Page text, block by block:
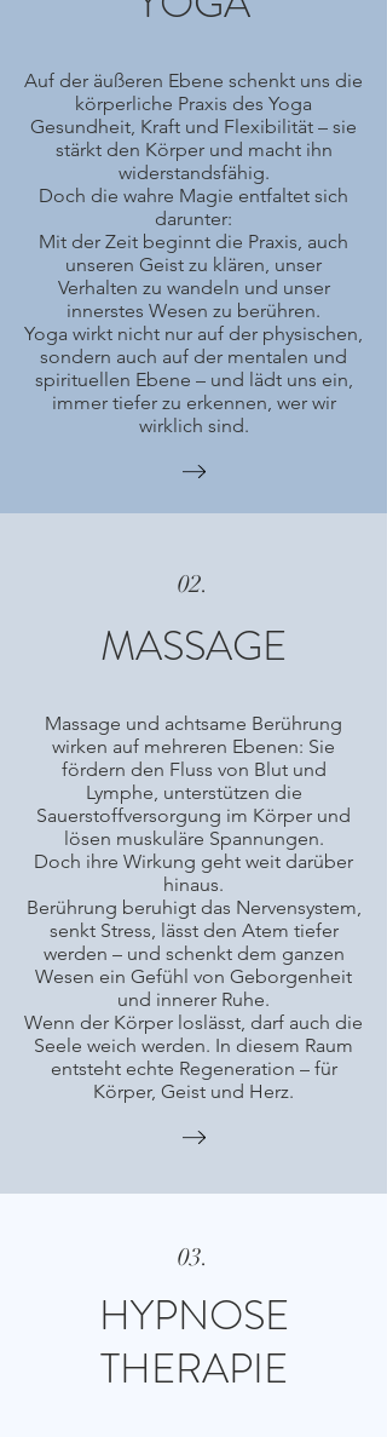
Auf der äußeren Ebene schenkt uns die
körperliche Praxis des Yoga
Gesundheit, Kraft und Flexibilität – sie
stärkt den Körper und macht ihn
widerstandsfähig.
Doch die wahre Magie entfaltet sich
darunter:
Mit der Zeit beginnt die Praxis, auch
unseren Geist zu klären, unser
Verhalten zu wandeln und unser
innerstes Wesen zu berühren.
Yoga wirkt nicht nur auf der physischen,
sondern auch auf der mentalen und
spirituellen Ebene – und lädt uns ein,
immer tiefer zu erkennen, wer wir
wirklich sind.
02.
MASSAGE
Massage und achtsame Berührung
wirken auf mehreren Ebenen: Sie
fördern den Fluss von Blut und
Lymphe, unterstützen die
Sauerstoffversorgung im Körper und
lösen muskuläre Spannungen.
Doch ihre Wirkung geht weit darüber
hinaus.
Berührung beruhigt das Nervensystem,
senkt Stress, lässt den Atem tiefer
werden – und schenkt dem ganzen
Wesen ein Gefühl von Geborgenheit
und innerer Ruhe.
Wenn der Körper loslässt, darf auch die
Seele weich werden. In diesem Raum
entsteht echte Regeneration – für
Körper, Geist und Herz.
03.
HYPNOSE
THERAPIE